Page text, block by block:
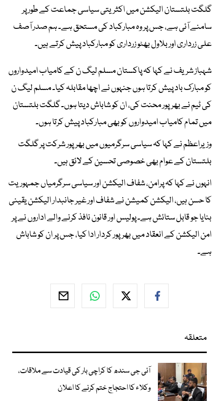
گلگت بلتستان الیکشن میں اکثریتی سیاسی جماعت کے طور پر
سامنے آئی ہے، جس پر وہ مبارکباد کی مستحق ہے۔ ہم صدر آصف
علی زرداری اور بلاول بھٹو زرداری کو مبارکباد پیش کرتے ہیں۔
شہباز شریف نے کہا کہ پاکستان مسلم لیگ ن کے کامیاب امیدواروں
کو مبارک باد پیش کرتا ہوں جنہوں نے اچھا مقابلہ کیا۔ مسلم لیگ ن
کی ٹیم نے بھرپور محنت کی، ان کو شاباش دیتا ہوں۔ گلگت بلتستان
میں تمام کامیاب امیدواروں کو بھی مبارکباد پیش کرتا ہوں۔
وزیراعظم نے کہا کہ سیاسی سرگرمیوں میں بھرپور شرکت پر گلگت
بلتستان کے عوام بھی خصوصی تحسین کے لائق ہیں۔
انہوں نے کہا کہ پرامن، شفاف الیکشن اور سیاسی سرگرمیاں جمہوریت
کا حسن ہیں، الیکشن کمیشن نے شفاف اور غیر جانبدار الیکشن یقینی
بنایا جو قابل ستائش ہے۔ پولیس اور قانون نافذ کرنے والے اداروں نے پر
امن الیکشن کے انعقاد میں بھرپور کردار ادا کیا، جس پر ان کو شاباش
ہے۔
متعلقہ
آئی جی سندھ کا کراچی بار کی قیادت سے ملاقات،
وکلاء کا احتجاج ختم کرنے کا اعلان